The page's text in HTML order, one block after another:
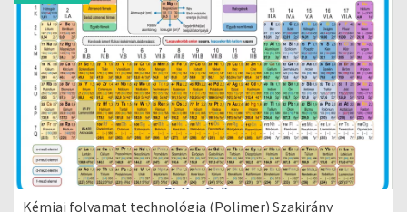
Kémiai folyamat technológia (Polimer) Szakirány